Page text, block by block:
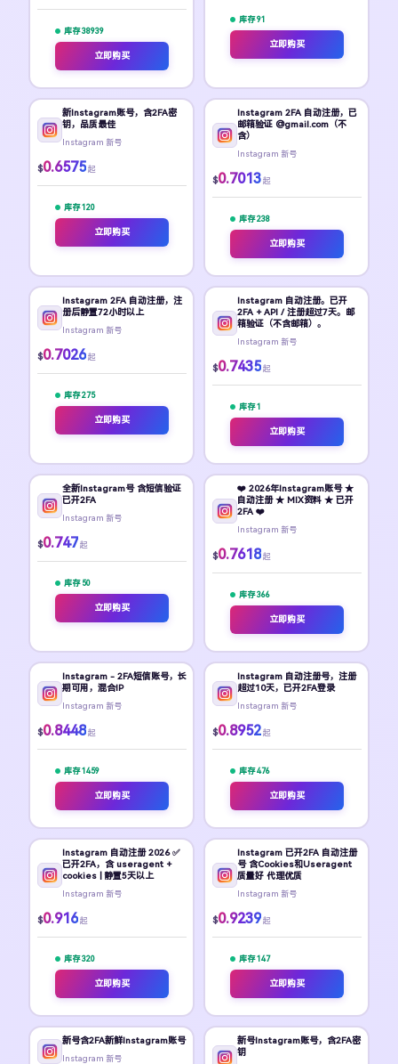
库存 38939
立即购买
库存 91
立即购买
新Instagram账号，含2FA密
钥，品质最佳
Instagram 新号
$0.6575 起
库存 120
立即购买
Instagram 2FA 自动注册，已
邮箱验证 @gmail.com（不
含）
Instagram 新号
$0.7013 起
库存 238
立即购买
Instagram 2FA 自动注册，注
册后静置72小时以上
Instagram 新号
$0.7026 起
库存 275
立即购买
Instagram 自动注册。已开
2FA + API / 注册超过7天。邮
箱验证（不含邮箱）。
Instagram 新号
$0.7435 起
库存 1
立即购买
全新Instagram号 含短信验证
已开2FA
Instagram 新号
$0.747 起
库存 50
立即购买
❤️ 2026年Instagram账号 ★
自动注册 ★ MIX资料 ★ 已开
2FA ❤️
Instagram 新号
$0.7618 起
库存 366
立即购买
Instagram - 2FA短信账号，长
期可用，混合IP
Instagram 新号
$0.8448 起
库存 1459
立即购买
Instagram 自动注册号，注册
超过10天，已开2FA登录
Instagram 新号
$0.8952 起
库存 476
立即购买
Instagram 自动注册 2026 ✅
已开2FA，含 useragent +
cookies | 静置5天以上
Instagram 新号
$0.916 起
库存 320
立即购买
Instagram 已开2FA 自动注册
号 含Cookies和Useragent
质量好 代理优质
Instagram 新号
$0.9239 起
库存 147
立即购买
新号含2FA新鲜Instagram账号
Instagram 新号
新号Instagram账号，含2FA密
钥